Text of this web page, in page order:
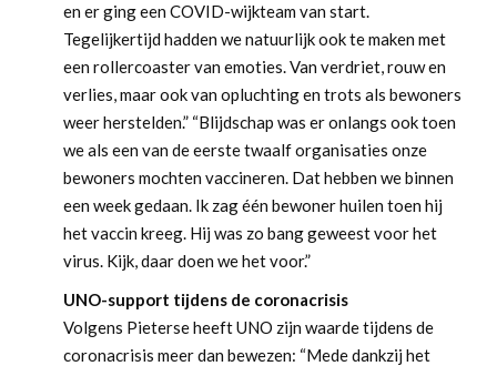
en er ging een COVID-wijkteam van start.
Tegelijkertijd hadden we natuurlijk ook te maken met
een rollercoaster van emoties. Van verdriet, rouw en
verlies, maar ook van opluchting en trots als bewoners
weer herstelden.” “Blijdschap was er onlangs ook toen
we als een van de eerste twaalf organisaties onze
bewoners mochten vaccineren. Dat hebben we binnen
een week gedaan. Ik zag één bewoner huilen toen hij
het vaccin kreeg. Hij was zo bang geweest voor het
virus. Kijk, daar doen we het voor.”
UNO-support tijdens de coronacrisis
Volgens Pieterse heeft UNO zijn waarde tijdens de
coronacrisis meer dan bewezen: “Mede dankzij het